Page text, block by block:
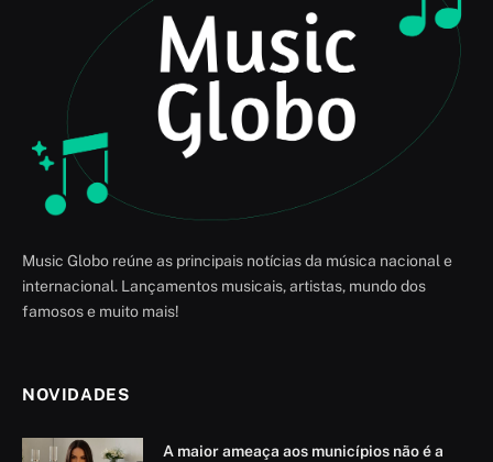
Music Globo reúne as principais notícias da música nacional e
internacional. Lançamentos musicais, artistas, mundo dos
famosos e muito mais!
NOVIDADES
A maior ameaça aos municípios não é a